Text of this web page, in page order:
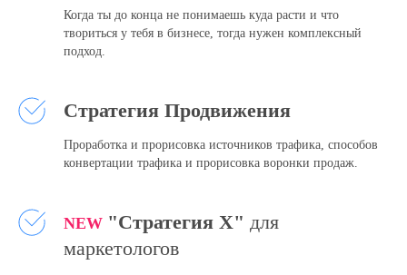
Когда ты до конца не понимаешь куда расти и что
твориться у тебя в бизнесе, тогда нужен комплексный
подход.
Стратегия Продвижения
Проработка и прорисовка источников трафика, способов
конвертации трафика и прорисовка воронки продаж.
NEW "Стратегия X" для
маркетологов